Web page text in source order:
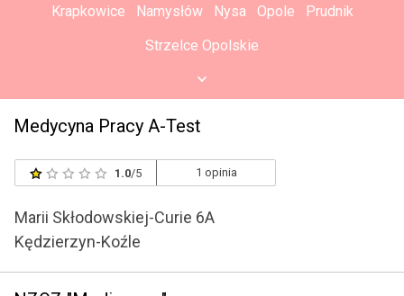
Krapkowice
Namysłów Nysa Opole
Prudnik
Strzelce Opolskie
Medycyna Pracy A-Test
1.0/5 1 opinia
Marii Skłodowskiej-Curie 6A
Kędzierzyn-Koźle